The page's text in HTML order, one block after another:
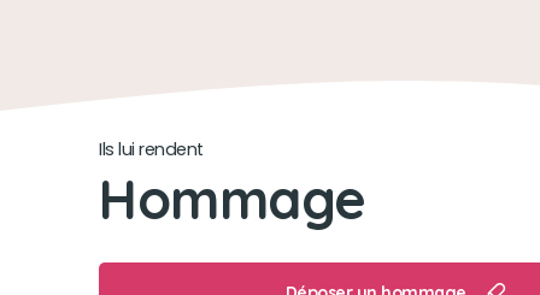
Ils lui rendent
Hommage